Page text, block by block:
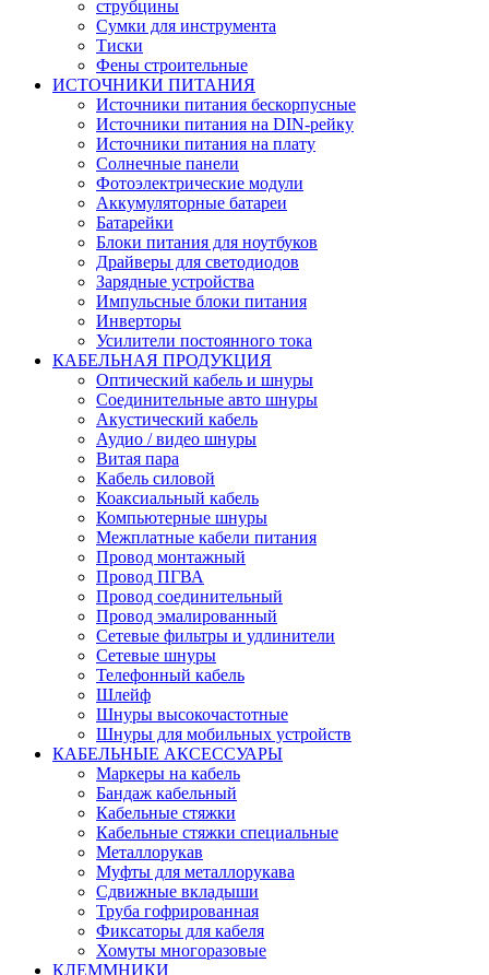
струбцины
Сумки для инструмента
Тиски
Фены строительные
ИСТОЧНИКИ ПИТАНИЯ
Источники питания бескорпусные
Источники питания на DIN-рейку
Источники питания на плату
Солнечные панели
Фотоэлектрические модули
Аккумуляторные батареи
Батарейки
Блоки питания для ноутбуков
Драйверы для светодиодов
Зарядные устройства
Импульсные блоки питания
Инверторы
Усилители постоянного тока
КАБЕЛЬНАЯ ПРОДУКЦИЯ
Оптический кабель и шнуры
Соединительные авто шнуры
Акустический кабель
Аудио / видео шнуры
Витая пара
Кабель силовой
Коаксиальный кабель
Компьютерные шнуры
Межплатные кабели питания
Провод монтажный
Провод ПГВА
Провод соединительный
Провод эмалированный
Сетевые фильтры и удлинители
Сетевые шнуры
Телефонный кабель
Шлейф
Шнуры высокочастотные
Шнуры для мобильных устройств
КАБЕЛЬНЫЕ АКСЕССУАРЫ
Маркеры на кабель
Бандаж кабельный
Кабельные стяжки
Кабельные стяжки специальные
Металлорукав
Муфты для металлорукава
Сдвижные вкладыши
Труба гофрированная
Фиксаторы для кабеля
Хомуты многоразовые
КЛЕММНИКИ